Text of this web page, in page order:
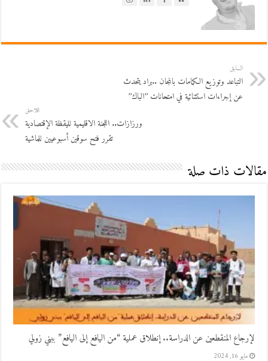
السابق
التباعد وتوزيع الكمامات بالمجان ..براد يتحدث
عن إجراءات استثنائية في امتحانات ’’الباك’’
اللاحق
ورزازات.. اللجنة الاقليمية لليقظة الإقتصادية
تقرر فتح سوقين أسبوعيين للماشية
مقالات ذات صلة
لإرجاع المنقطعين عن الدراسة.. إنطلاق عملية “من اليافع إلى اليافع” ببني زولي
مايو 16, 2024